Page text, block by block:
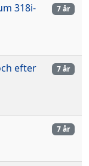
318i-
7 år
efter
7 år
7 år